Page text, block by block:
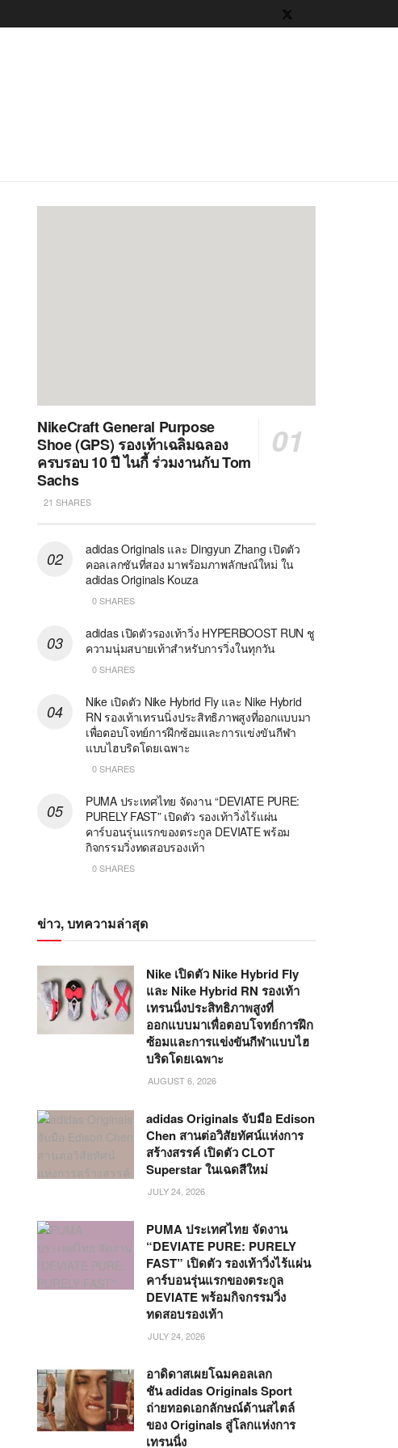
NikeCraft General Purpose
Shoe (GPS) รองเท้าเฉลิมฉลอง
ครบรอบ 10 ปี ไนกี้ ร่วมงานกับ Tom
Sachs
21 SHARES
adidas Originals และ Dingyun Zhang เปิดตัว
คอลเลกชันที่สอง มาพร้อมภาพลักษณ์ใหม่ ใน
adidas Originals Kouza
0 SHARES
adidas เปิดตัวรองเท้าวิ่ง HYPERBOOST RUN ชู
ความนุ่มสบายเท้าสำหรับการวิ่งในทุกวัน
0 SHARES
Nike เปิดตัว Nike Hybrid Fly และ Nike Hybrid
RN รองเท้าเทรนนิ่งประสิทธิภาพสูงที่ออกแบบมา
เพื่อตอบโจทย์การฝึกซ้อมและการแข่งขันกีฬา
แบบไฮบริดโดยเฉพาะ
0 SHARES
PUMA ประเทศไทย จัดงาน “DEVIATE PURE:
PURELY FAST” เปิดตัว รองเท้าวิ่งไร้แผ่น
คาร์บอนรุ่นแรกของตระกูล DEVIATE พร้อม
กิจกรรมวิ่งทดสอบรองเท้า
0 SHARES
ข่าว, บทความล่าสุด
Nike เปิดตัว Nike Hybrid Fly
และ Nike Hybrid RN รองเท้า
เทรนนิ่งประสิทธิภาพสูงที่
ออกแบบมาเพื่อตอบโจทย์การฝึก
ซ้อมและการแข่งขันกีฬาแบบไฮ
บริดโดยเฉพาะ
AUGUST 6, 2026
adidas Originals จับมือ Edison
Chen สานต่อวิสัยทัศน์แห่งการ
สร้างสรรค์ เปิดตัว CLOT
Superstar ในเฉดสีใหม่
JULY 24, 2026
PUMA ประเทศไทย จัดงาน
“DEVIATE PURE: PURELY
FAST” เปิดตัว รองเท้าวิ่งไร้แผ่น
คาร์บอนรุ่นแรกของตระกูล
DEVIATE พร้อมกิจกรรมวิ่ง
ทดสอบรองเท้า
JULY 24, 2026
อาดิดาสเผยโฉมคอลเลก
ชัน adidas Originals Sport
ถ่ายทอดเอกลักษณ์ด้านสไตล์
ของ Originals สู่โลกแห่งการ
เทรนนิ่ง